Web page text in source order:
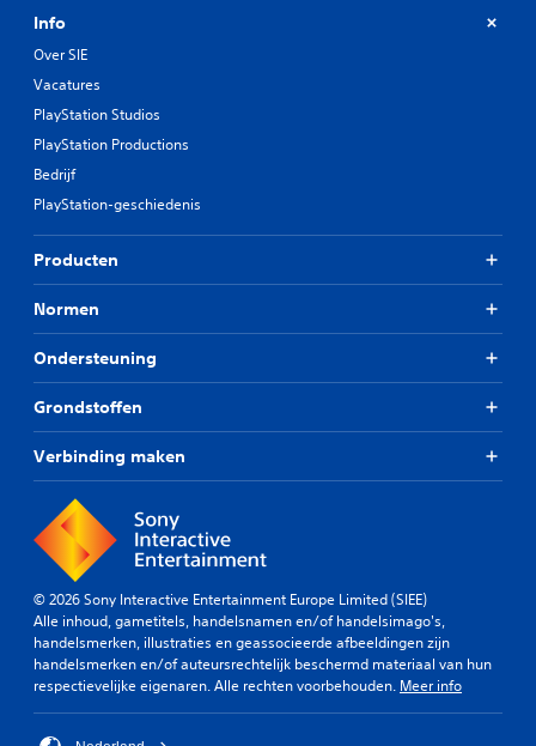
Info
Over SIE
Vacatures
PlayStation Studios
PlayStation Productions
Bedrijf
PlayStation-geschiedenis
Producten
Normen
Ondersteuning
Grondstoffen
Verbinding maken
© 2026 Sony Interactive Entertainment Europe Limited (SIEE)
Alle inhoud, gametitels, handelsnamen en/of handelsimago's,
handelsmerken, illustraties en geassocieerde afbeeldingen zijn
handelsmerken en/of auteursrechtelijk beschermd materiaal van hun
respectievelijke eigenaren. Alle rechten voorbehouden. Meer info